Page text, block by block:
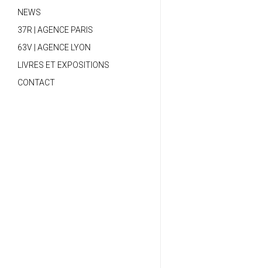
NEWS
37R | AGENCE PARIS
63V | AGENCE LYON
LIVRES ET EXPOSITIONS
CONTACT